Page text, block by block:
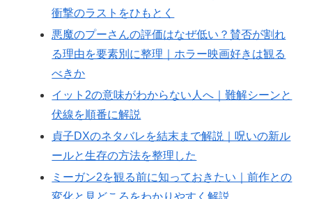
衝撃のラストをひもとく
悪魔のプーさんの評価はなぜ低い？賛否が割れ
る理由を要素別に整理｜ホラー映画好きは観る
べきか
イット2の意味がわからない人へ｜難解シーンと
伏線を順番に解説
貞子DXのネタバレを結末まで解説｜呪いの新ル
ールと生存の方法を整理した
ミーガン2を観る前に知っておきたい｜前作との